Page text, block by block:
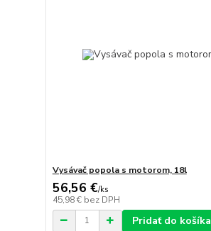
Vysávač popola s motorom, 18l
56,56 €/ks
45,98 € bez DPH
Pridať do košíka